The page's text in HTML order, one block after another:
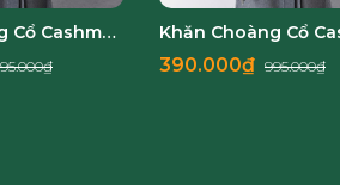
Khăn Choàng Cổ Cashmere Cao Cấp Thế Giới Khăn Đẹp A1_1026_1
390.000₫ 995.000₫